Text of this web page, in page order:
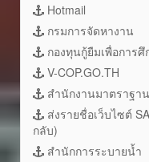
Hotmail
กรมการจัดหางาน
กองทุนกู้ยืมเพื่อการศึ
V-COP.GO.TH
สำนักงานมาตราฐา
ส่งรายชื่อเว็บไซต์
กลับ)
สำนักการระบายน้ำ